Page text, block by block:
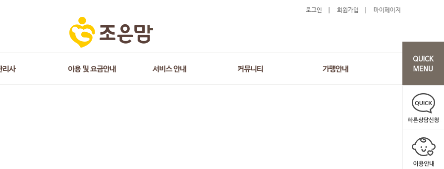
로그인 회원가입 마이페이지
리사 이용 및 요금안내 서비스 안내 커뮤니티 가맹안내